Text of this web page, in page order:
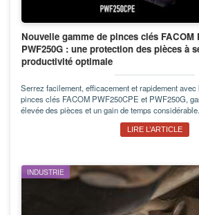
Nouvelle gamme de pinces clés FACOM
PWF250G : une protection des pièces à
productivité optimale
Serrez facilement, efficacement et rapidement
pinces clés FACOM PWF250CPE et PWF250G,
élevée des pièces et un gain de temps considérable.
LIRE L’ARTICLE
INDUSTRIE